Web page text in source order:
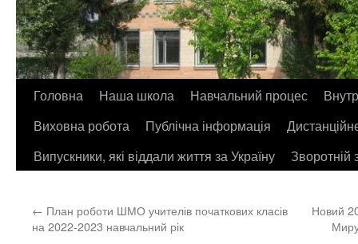
Перейти
до
контенту
Головна Наша школа Навчальний процес
Виховна робота
Публічна інформація
Випускники, які віддали життя за Україну
Зворотній
← План роботи ШМО учителів початкових класів
на 2022-2023 навчальний рік
Новий